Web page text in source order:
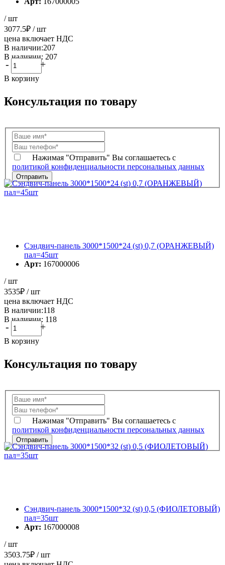
/ шт
3077.5₽ / шт
цена включает НДС
В наличии:207
В наличии: 207
- +
В корзину
Консультация по товару
Нажимая "Отправить" Вы соглашаетесь с
политикой конфиденциальности персональных данных
Сэндвич-панель 3000*1500*24 (st) 0,7 (ОРАНЖЕВЫЙ)
пал=45шт
Арт: 167000006
/ шт
3535₽ / шт
цена включает НДС
В наличии:118
В наличии: 118
- +
В корзину
Консультация по товару
Нажимая "Отправить" Вы соглашаетесь с
политикой конфиденциальности персональных данных
Сэндвич-панель 3000*1500*32 (st) 0,5 (ФИОЛЕТОВЫЙ)
пал=35шт
Арт: 167000008
/ шт
3503.75₽ / шт